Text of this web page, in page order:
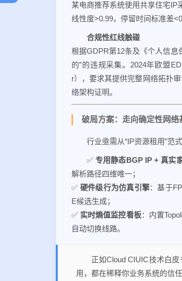
某电商推荐系统使用共享住宅IP
线性度>0.99，停留时间标准差
合规性红线触碰
根据GDPR第12条及《个人信息
的”的违规采集。2024年欧盟
r），要求其提供完整网络拓扑
络架构证明。
破局方案：走向确定性网络
行业亟需从“IP资源租用”范
✅ 专用静态BGP IP + 真实
解析路径四维唯一；
✅ 硬件级行为仿真引擎：基于
E候选生成；
✅ 实时熵值监控看板：内置
自动切换线路。
正如Cloud CIUIC技术白
用，都在稀释你业务系统的信